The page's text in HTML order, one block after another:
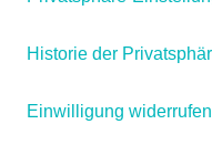
Historie der
Einwilligung